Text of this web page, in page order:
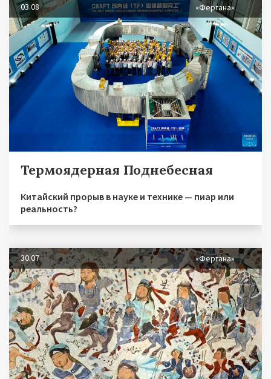
03.08 «Фергана»
Термоядерная Поднебесная
Китайский прорыв в науке и технике — пиар или
реальность?
30.07 «Фергана»